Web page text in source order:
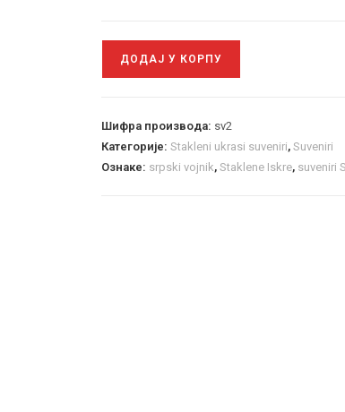
ДОДАЈ У КОРПУ
Шифра производа: sv2
Категорије: Stakleni ukrasi suveniri, Suveniri
Ознаке: srpski vojnik, Staklene Iskre, suveniri